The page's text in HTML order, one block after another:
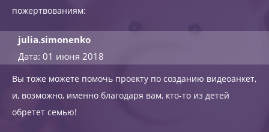
пожертвованиям:
julia.simonenko
Дата: 01 июня 2018
Вы тоже можете помочь проекту по созданию видеоанкет,
и, возможно, именно благодаря вам, кто-то из детей
обретет семью!